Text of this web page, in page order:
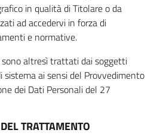
in qualità di Titolare o da
ad accedervi in forza di
e normative.
altresì trattati dai soggetti
ai sensi del Provvedimento
dei Dati Personali del 27
TRATTAMENTO